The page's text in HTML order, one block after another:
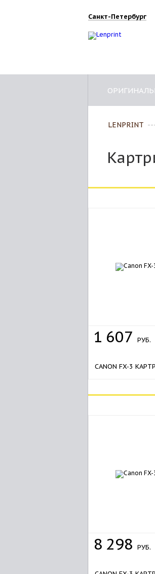
Санкт-Петербург
LENPRINT
1 607 РУБ.
CANON FX-3
8 298 РУБ.